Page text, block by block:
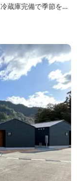
蔵庫完備で季節を問
棟や24時間利用可
過ごしいただけま
方は貸し切りでご利